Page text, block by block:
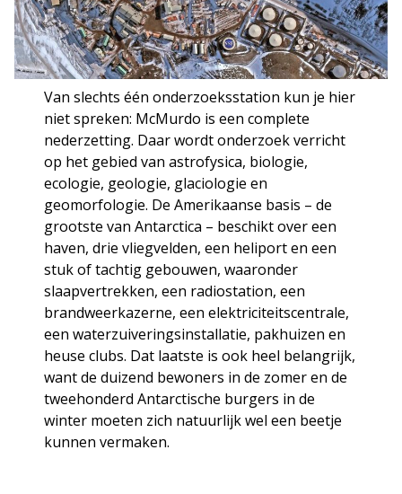
Van slechts één onderzoeksstation kun je hier
niet spreken: McMurdo is een complete
nederzetting. Daar wordt onderzoek verricht
op het gebied van astrofysica, biologie,
ecologie, geologie, glaciologie en
geomorfologie. De Amerikaanse basis – de
grootste van Antarctica – beschikt over een
haven, drie vliegvelden, een heliport en een
stuk of tachtig gebouwen, waaronder
slaapvertrekken, een radiostation, een
brandweerkazerne, een elektriciteitscentrale,
een waterzuiveringsinstallatie, pakhuizen en
heuse clubs. Dat laatste is ook heel belangrijk,
want de duizend bewoners in de zomer en de
tweehonderd Antarctische burgers in de
winter moeten zich natuurlijk wel een beetje
kunnen vermaken.